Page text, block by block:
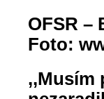
OFSR –
Foto:
,,Musím